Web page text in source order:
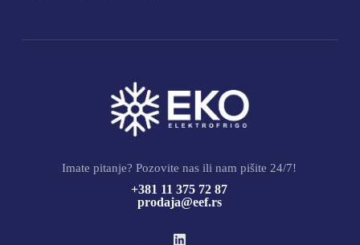
Imate pitanje? Pozovite nas ili nam pišite 24/7!
+381 11 375 72 87
prodaja@eef.rs